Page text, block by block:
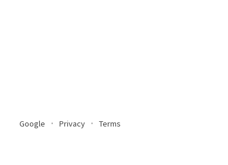
Google Privacy Terms